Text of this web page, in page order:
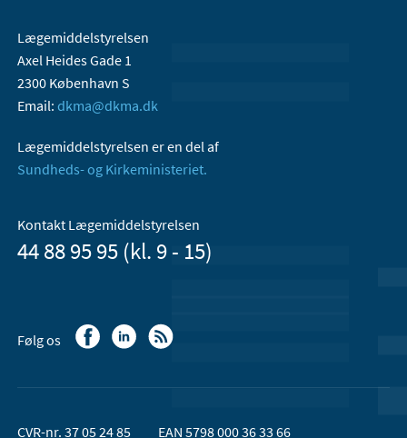
Lægemiddelstyrelsen
Axel Heides Gade 1
2300 København S
Email: dkma@dkma.dk
Lægemiddelstyrelsen er en del af
Sundheds- og Kirkeministeriet.
Kontakt Lægemiddelstyrelsen
44 88 95 95 (kl. 9 - 15)
Følg os
CVR-nr. 37 05 24 85 EAN 5798 000 36 33 66